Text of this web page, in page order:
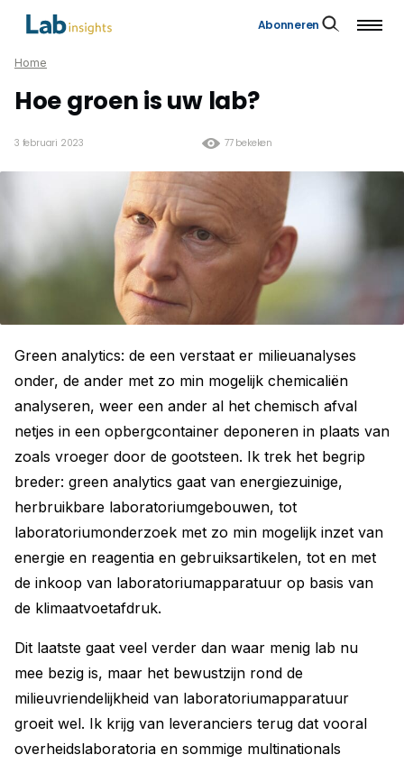
Abonneren
Home
Hoe groen is uw lab?
77 bekeken
3 februari 2023
Green analytics: de een verstaat er milieuanalyses
onder, de ander met zo min mogelijk chemicaliën
analyseren, weer een ander al het chemisch afval
netjes in een opbergcontainer deponeren in plaats van
zoals vroeger door de gootsteen. Ik trek het begrip
breder: green analytics gaat van energiezuinige,
herbruikbare laboratoriumgebouwen, tot
laboratoriumonderzoek met zo min mogelijk inzet van
energie en reagentia en gebruiksartikelen, tot en met
de inkoop van laboratoriumapparatuur op basis van
de klimaatvoetafdruk.
Dit laatste gaat veel verder dan waar menig lab nu
mee bezig is, maar het bewustzijn rond de
milieuvriendelijkheid van laboratoriumapparatuur
groeit wel. Ik krijg van leveranciers terug dat vooral
overheidslaboratoria en sommige multinationals